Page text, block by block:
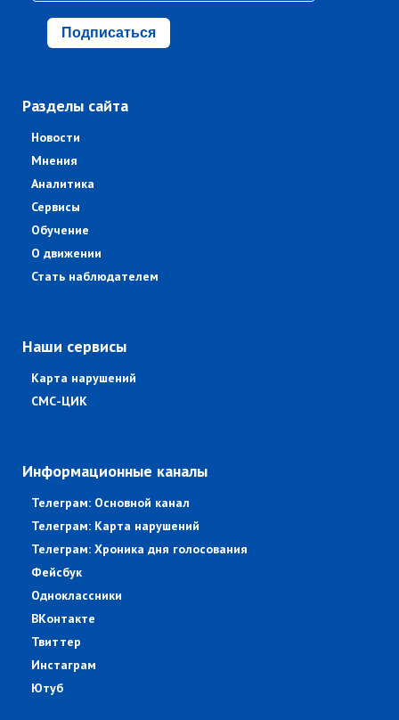
Подписаться
Разделы сайта
Новости
Мнения
Аналитика
Сервисы
Обучение
О движении
Стать наблюдателем
Наши сервисы
Карта нарушений
СМС-ЦИК
Информационные каналы
Телеграм: Основной канал
Телеграм: Карта нарушений
Телеграм: Хроника дня голосования
Фейсбук
Одноклассники
ВКонтакте
Твиттер
Инстаграм
Ютуб